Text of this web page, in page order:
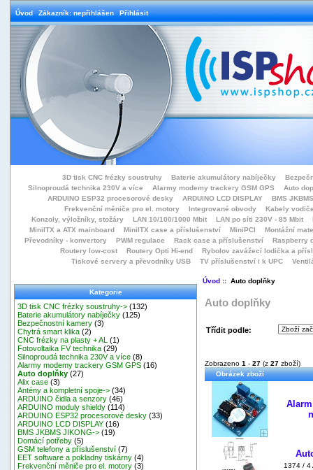
Úvod Zákazník: nepřihlášen Přihlásit
3D tisk CNC frézky soustruhy Baterie akumulátory nabíječky
Silnoproudá technika 230V a více
Alarmy modemy trackery GSM GPS
Auto
ARDUINO ESP32 procesorové desky
ARDUINO LCD DISPLAY
BMS
Frekvenční měniče pro el. motory
Integrované obvody
Kabely
Konzoly, výložníky, stožáry
LAN 10/100/1000 Mbit LAN po síti 230V - 85 Mbit
MiniITX a ATX mainboard
MiniITX case a příslušenství MiniPCI
Montážní
Převodníky - konvertory
PWM regulace Rack case a příslušenství
Raspberry
Routery low-cost
Routery Opti Hi-end
Rybolov zavážecí lodička a přísl
Tiskové servery a převodníky USB
TV příslušenství i k UPC
Kategorie
3D tisk CNC frézky soustruhy-> (132)
Baterie akumulátory nabíječky (125)
Bezpečnostní kamery (3)
Chytrá smart klika (2)
CNC frézky na plasty + AL
(1)
Fotovoltaika FV technika (29)
Silnoproudá technika 230V a více (8)
Alarmy modemy trackery GSM GPS (16)
Auto doplňky (27)
Alix case (3)
Antény a kompletní spoje-> (34)
ARDUINO čidla a senzory (46)
ARDUINO moduly shieldy (114)
ARDUINO ESP32 procesorové desky (33)
ARDUINO LCD DISPLAY (16)
BMS JKBMS JIKONG-> (19)
Domácí potřeby (5)
GSM telefony a příslušenství (7)
EET software a pokladny tiskárny (4)
Frekvenční měniče pro el. motory (3)
Úvod:: Auto doplňky
Auto doplňky
Třídit podle:
Zobrazeno 1 - 27 (z 27 zboží)
Obrázek zboží
1374 / 4